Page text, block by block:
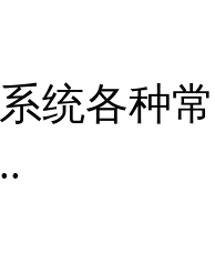
统各种